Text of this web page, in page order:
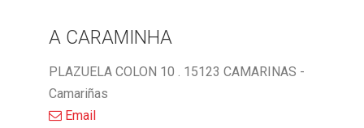
A CARAMINHA
PLAZUELA COLON 10 . 15123 CAMARINAS -
Camariñas
Email